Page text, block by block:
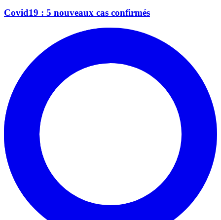
Covid19 : 5 nouveaux cas confirmés